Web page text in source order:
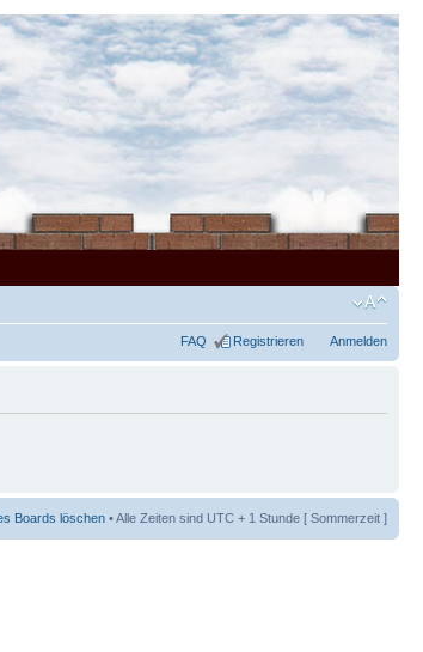
FAQ Registrieren Anmelden
Boards löschen • Alle Zeiten sind UTC + 1 Stunde [ Sommerzeit ]